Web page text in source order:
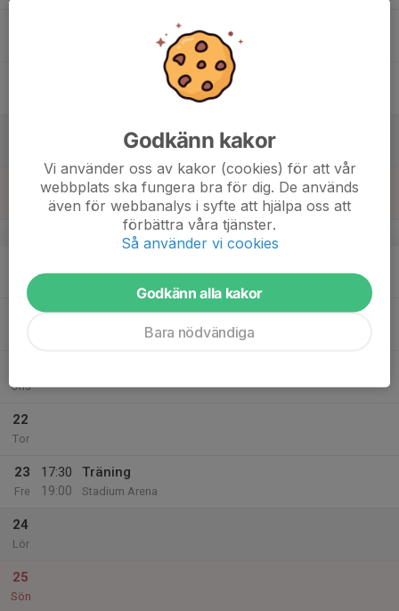
v.4
Mån
17:30
Träning
Stadium Arena
Ons
22
Tor
23
Fre
17:30
19:00
Träning
Stadium Arena
24
Lör
25
Sön
Godkänn kakor
Vi använder oss av kakor (cookies) för att vår
webbplats ska fungera bra för dig. De används
även för webbanalys i syfte att hjälpa oss att
förbättra våra tjänster.
Så använder vi cookies
Godkänn alla kakor
Bara nödvändiga